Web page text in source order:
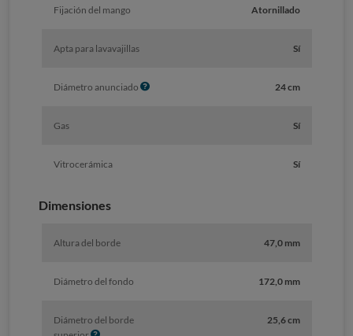
Fijación del mango Atornillado
Apta para lavavajillas Sí
Diámetro anunciado I
24 cm
Gas Sí
Vitrocerámica Sí
Dimensiones
Altura del borde 47,0 mm
Diámetro del fondo 172,0 mm
Diámetro del borde
25,6 cm